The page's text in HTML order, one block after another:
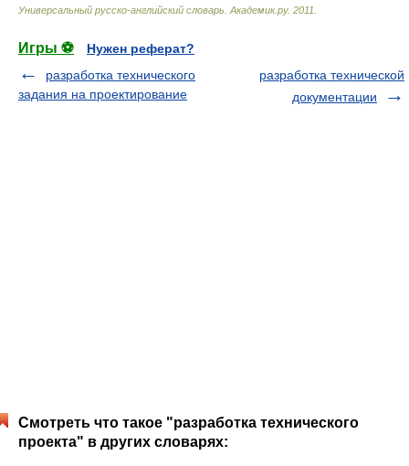
Универсальный русско-английский словарь Академик.ру. 2011
Игры ⚽
Нужен реферат?
разработка технического
задания на проектирование
разработка технической
документации
Смотреть что такое "разработка технического
проекта" в других словарях: